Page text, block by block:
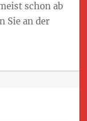
schon ab
Sie an der